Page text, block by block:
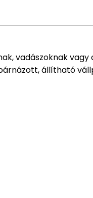
vadászoknak
állítható